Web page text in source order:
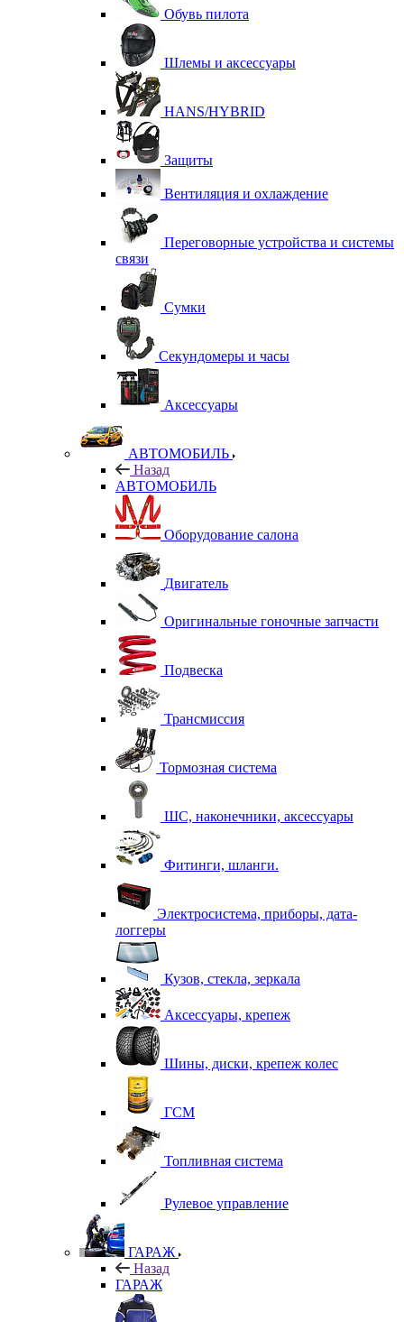
Обувь пилота
Шлемы и аксессуары
HANS/HYBRID
Защиты
Вентиляция и охлаждение
Переговорные устройства и системы
связи
Сумки
Секундомеры и часы
Аксессуары
АВТОМОБИЛЬ
Назад
АВТОМОБИЛЬ
Оборудование салона
Двигатель
Оригинальные гоночные запчасти
Подвеска
Трансмиссия
Тормозная система
ШС, наконечники, аксессуары
Фитинги, шланги.
Электросистема, приборы, дата-
логгеры
Кузов, стекла, зеркала
Аксессуары, крепеж
Шины, диски, крепеж колес
ГСМ
Топливная система
Рулевое управление
ГАРАЖ
Назад
ГАРАЖ